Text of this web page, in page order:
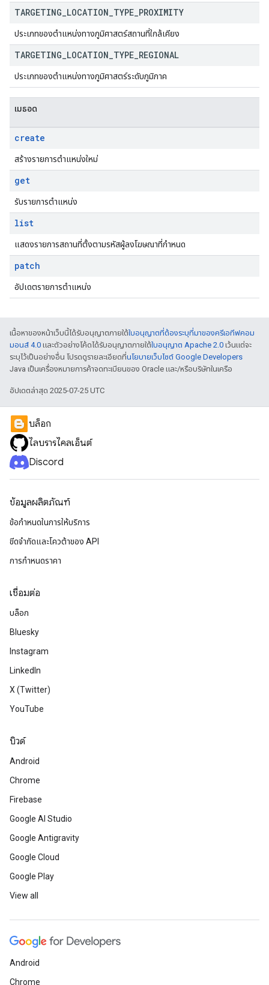
TARGETING LOCATION TYPE PROXIMITY
ประเภทของตำแหน่งทางภูมิศาสตร์สถานที่ใกล้เคียง
TARGETING LOCATION TYPE REGIONAL
ประเภทของตำแหน่งทางภูมิศาสตร์ระดับภูมิภาค
เมธอด
create
สร้างรายการตำแหน่งใหม่
get
รับรายการตำแหน่ง
list
แสดงรายการสถานที่ตั้งตามรหัสผู้ลงโฆษณาที่กำหนด
patch
อัปเดตรายการตำแหน่ง
เนื้อหาของหน้าเว็บนี้ได้รับอนุญาตภายใต้ใบอนุญาตที่ต้องระบุที่มาของครีเอทีฟคอม
มอนส์ 4.0 และตัวอย่างโค้ดได้รับอนุญาตภายใต้ใบอนุญาต Apache 2.0 เว้นแต่จะ
ระบุไว้เป็นอย่างอื่น โปรดดูรายละเอียดที่นโยบายเว็บไซต์ Google Developers
Java เป็นเครื่องหมายการค้าจดทะเบียนของ Oracle และ/หรือบริษัทในเครือ
อัปเดตล่าสุด 2025-07-25 UTC
บล็อก
ไลบรารีไคลเอ็นต์
Discord
ข้อมูลผลิตภัณฑ์
ข้อกำหนดในการให้บริการ
ขีดจํากัดและโควต้าของ API
การกำหนดราคา
เชื่อมต่อ
บล็อก
Bluesky
Instagram
LinkedIn
X (Twitter)
YouTube
บิวด์
Android
Chrome
Firebase
Google AI Studio
Google Antigravity
Google Cloud
Google Play
View all
Android
Chrome